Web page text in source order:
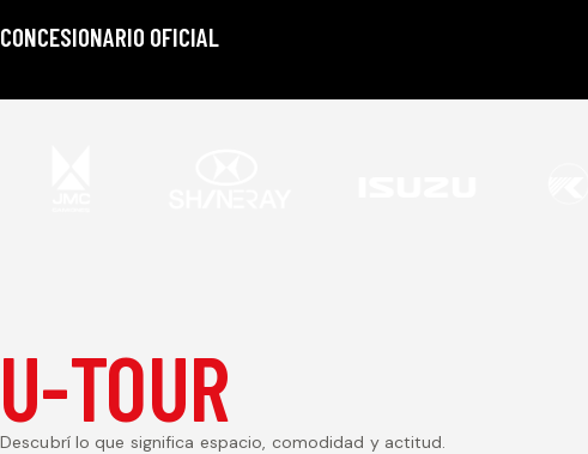
CONCESIONARIO OFICIAL
U-TOUR
Descubrí lo que significa espacio, comodidad y actitud.